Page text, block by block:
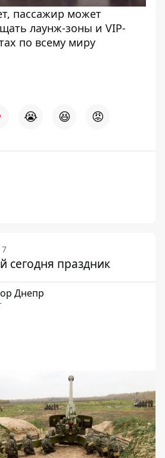
пассажир может
лаунж-зоны и VIP-
по всему миру
😭 😆 😡
сегодня праздник
Днепр